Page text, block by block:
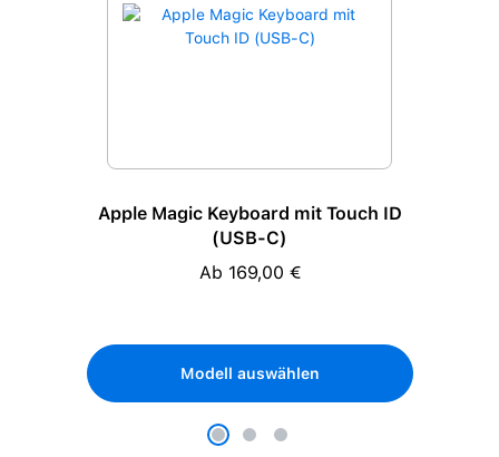
Apple Magic Keyboard mit Touch ID
(USB-C)
Regulärer Preis:
Ab 169,00 €
Modell auswählen